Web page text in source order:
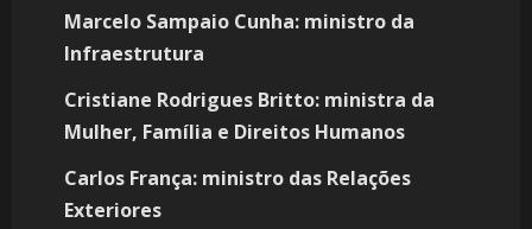
Marcelo Sampaio Cunha: ministro da
Infraestrutura
Cristiane Rodrigues Britto: ministra da
Mulher, Família e Direitos Humanos
Carlos França: ministro das Relações
Exteriores